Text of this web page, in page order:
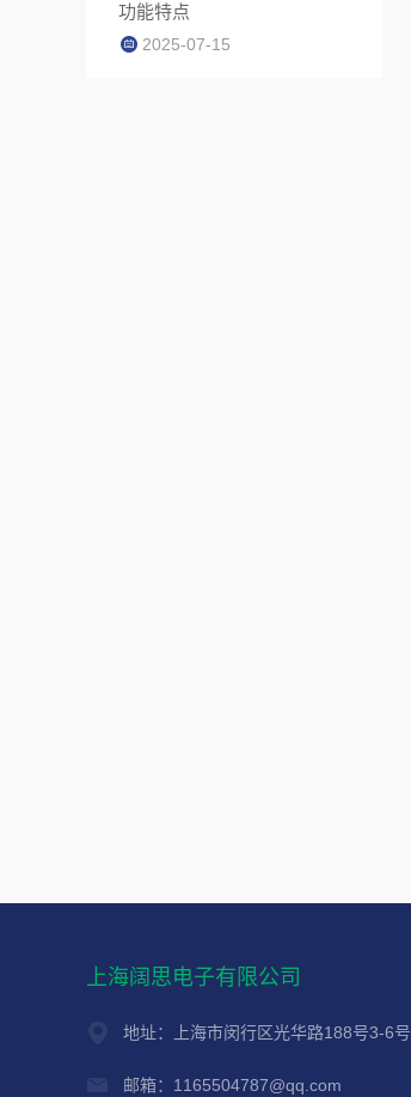
功能特点
2025-07-15
上海阔思电子有限公司
地址：上海市闵行区光华路188号3-6号
邮箱：1165504787@qq.com